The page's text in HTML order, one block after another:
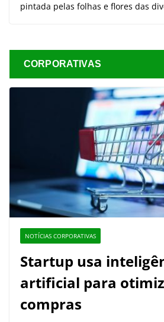
pintada pelas folhas e flores das
CORPORATIVAS
NOTÍCIAS CORPORATIVAS
Startup usa
artificial para
compras